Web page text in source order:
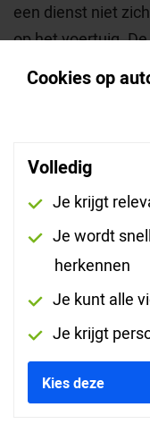
Cookies op
Volledig
Je krijgt
Je wordt
herkennen
Je kunt alle
Je krijgt
Kies deze
een dienst niet
op het voertuig.
onbekende dienst
hoogte zijn van